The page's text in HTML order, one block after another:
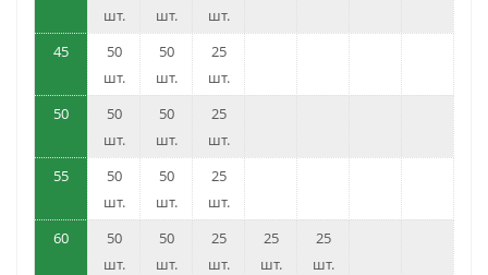
шт.
шт.
шт.
45
50
шт.
50
шт.
25
шт.
50
50
шт.
50
шт.
25
шт.
55
50
шт.
50
шт.
25
шт.
60
50
шт.
50
шт.
25
шт.
25
шт.
25
шт.